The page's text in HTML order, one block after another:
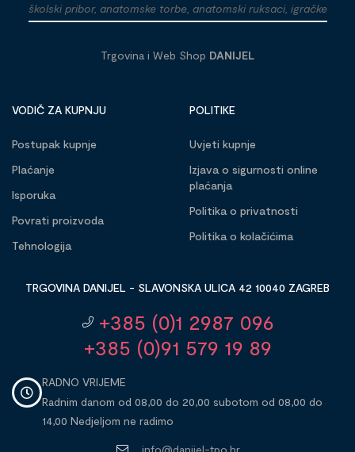
školski pribor, anatomske torbe, anatomski ruksaci, igračke
Trgovina i Web Shop DANIJEL
VODIČ ZA KUPNJU
Postupak kupnje
Plaćanje
Isporuka
Povrati proizvoda
Tehnologija
POLITIKE
Uvjeti kupnje
Izjava o sigurnosti online
plaćanja
Politika o privatnosti
Politika o kolačićima
TRGOVINA DANIJEL - SLAVONSKA ULICA 42 10040 ZAGREB
+385 (0)1 2987 096
+385 (0)91 579 19 89
RADNO VRIJEME
Radnim danom od 08,00 do 20,00 subotom od 08,00 do
14,00 Nedjeljom ne radimo
info@danijel-tpo.hr